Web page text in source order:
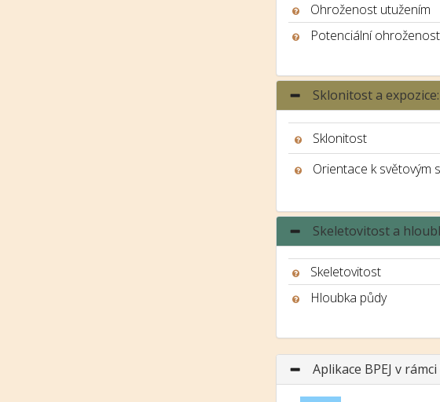
Ohroženost utužením
Potenciální
Sklonitost a expozice:
Sklonitost
Orientace k světovým
Skeletovitost a
Skeletovitost
Hloubka půdy
Aplikace BPEJ v